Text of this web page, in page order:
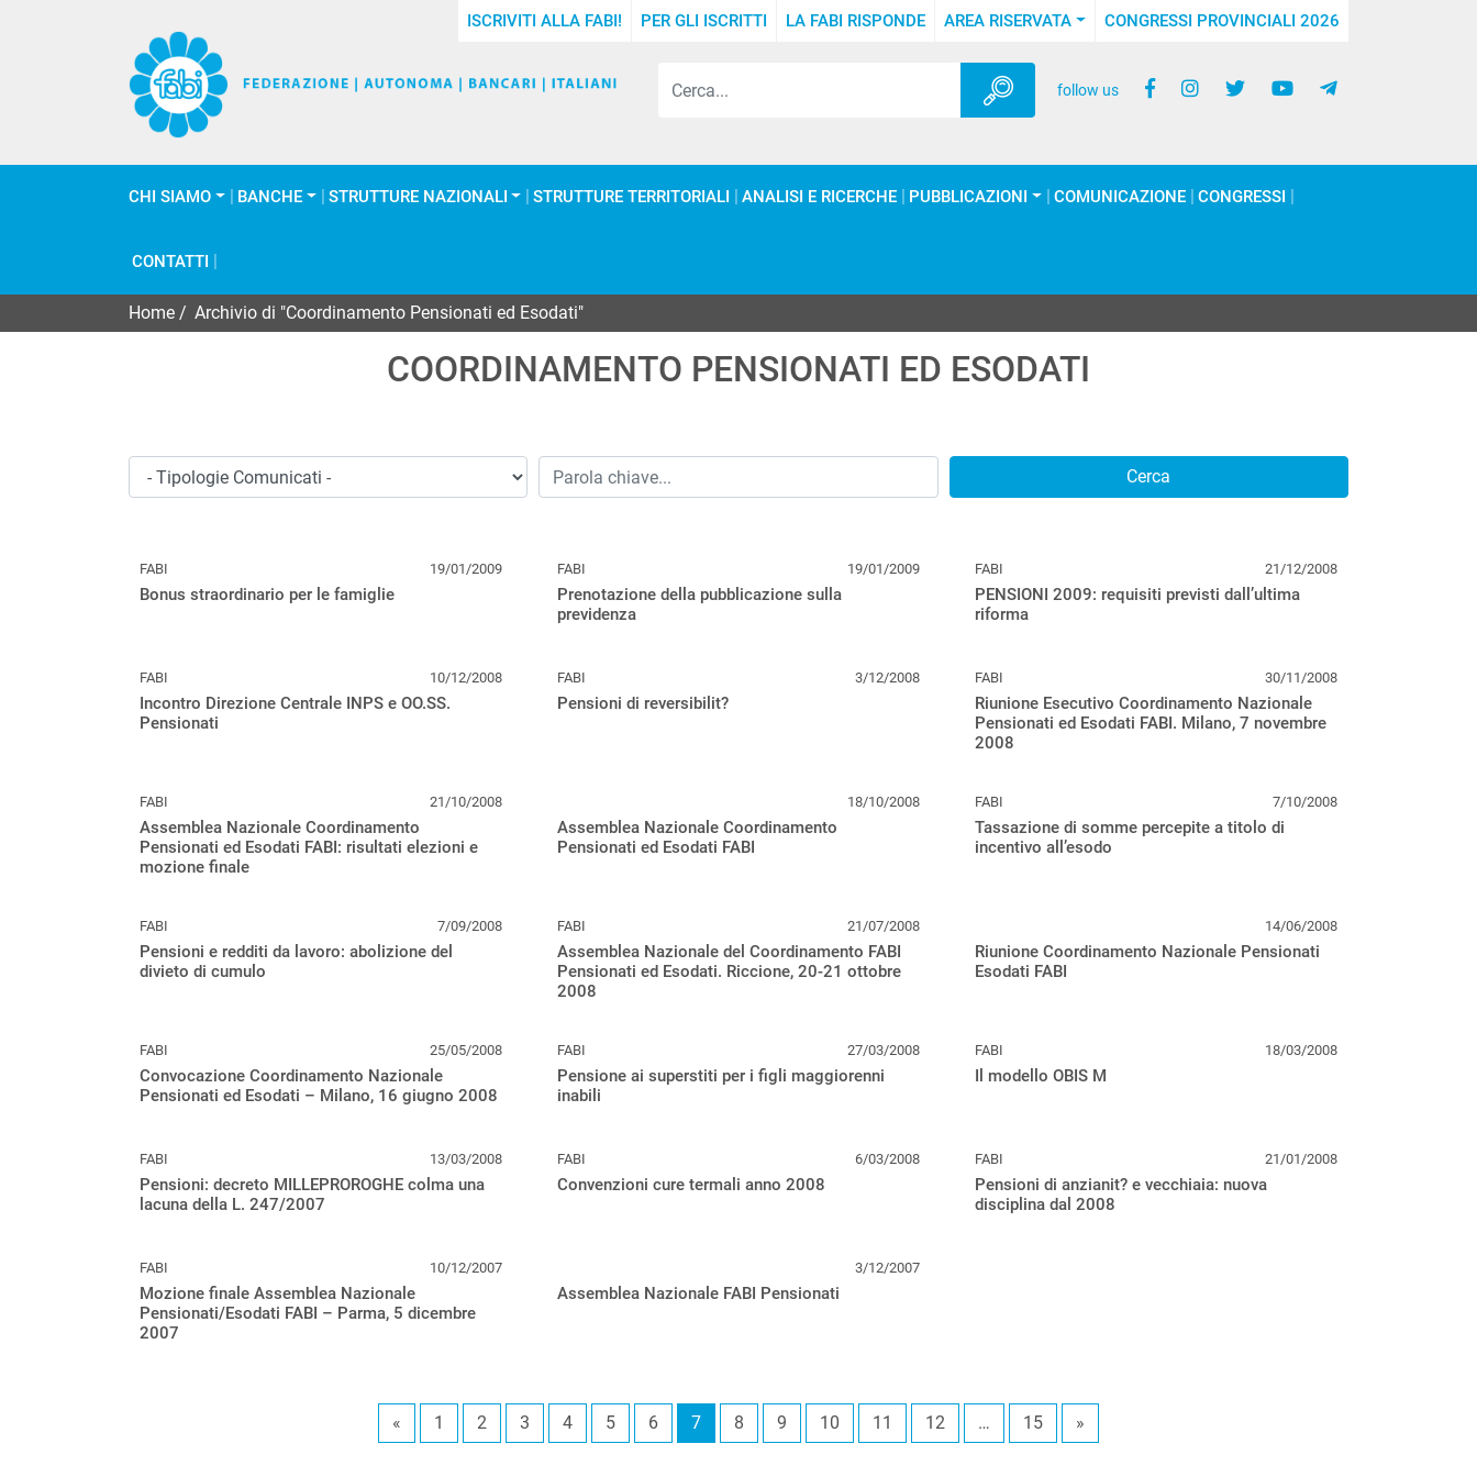
ISCRIVITI ALLA FABI! PER GLI ISCRITTI LA FABI RISPONDE AREA RISERVATA CONGRESSI PROVINCIALI 2026
follow us
CHI SIAMO BANCHE STRUTTURE NAZIONALI STRUTTURE TERRITORIALI ANALISI E RICERCHE PUBBLICAZIONI COMUNICAZIONE CONGRESSI
CONTATTI
Home Archivio di "Coordinamento Pensionati ed Esodati"
COORDINAMENTO PENSIONATI ED ESODATI
Cerca
FABI 19/01/2009
Bonus straordinario per le famiglie
FABI 19/01/2009
Prenotazione della pubblicazione sulla
previdenza
FABI 21/12/2008
PENSIONI 2009: requisiti previsti dall’ultima
riforma
FABI 10/12/2008
Incontro Direzione Centrale INPS e OO.SS.
Pensionati
FABI 3/12/2008
Pensioni di reversibilit?
FABI 30/11/2008
Riunione Esecutivo Coordinamento Nazionale
Pensionati ed Esodati FABI. Milano, 7 novembre
2008
FABI 21/10/2008
Assemblea Nazionale Coordinamento
Pensionati ed Esodati FABI: risultati elezioni e
mozione finale
18/10/2008
Assemblea Nazionale Coordinamento
Pensionati ed Esodati FABI
FABI 7/10/2008
Tassazione di somme percepite a titolo di
incentivo all’esodo
FABI 7/09/2008
Pensioni e redditi da lavoro: abolizione del
divieto di cumulo
FABI 21/07/2008
Assemblea Nazionale del Coordinamento FABI
Pensionati ed Esodati. Riccione, 20-21 ottobre
2008
14/06/2008
Riunione Coordinamento Nazionale Pensionati
Esodati FABI
FABI 25/05/2008
Convocazione Coordinamento Nazionale
Pensionati ed Esodati – Milano, 16 giugno 2008
FABI 27/03/2008
Pensione ai superstiti per i figli maggiorenni
inabili
FABI 18/03/2008
Il modello OBIS M
FABI 13/03/2008
Pensioni: decreto MILLEPROROGHE colma una
lacuna della L. 247/2007
FABI 6/03/2008
Convenzioni cure termali anno 2008
FABI 21/01/2008
Pensioni di anzianit? e vecchiaia: nuova
disciplina dal 2008
FABI 10/12/2007
Mozione finale Assemblea Nazionale
Pensionati/Esodati FABI – Parma, 5 dicembre
2007
3/12/2007
Assemblea Nazionale FABI Pensionati
« 1 2 3 4 5 6 7 8 9 10 11 12 … 15 »